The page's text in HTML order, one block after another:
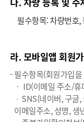
필수항목: 차량번호,
라. 모바일앱 회원
필수항목(회원가입
ㆍ ID(이메일 주소/
ㆍ SNS(네이버, 구글
이메일주소, 성명, 생